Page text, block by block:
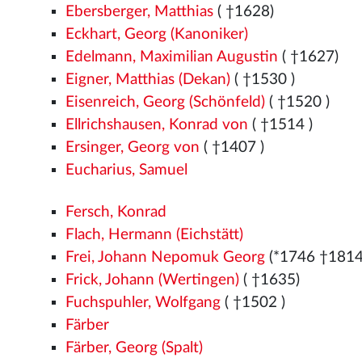
Ebersberger, Matthias ( †1628)
Eckhart, Georg (Kanoniker)
Edelmann, Maximilian Augustin ( †1627)
Eigner, Matthias (Dekan) ( †1530 )
Eisenreich, Georg (Schönfeld) ( †1520 )
Ellrichshausen, Konrad von ( †1514 )
Ersinger, Georg von ( †1407 )
Eucharius, Samuel
Fersch, Konrad
Flach, Hermann (Eichstätt)
Frei, Johann Nepomuk Georg (*1746
Frick, Johann (Wertingen) ( †1635)
Fuchspuhler, Wolfgang ( †1502 )
Färber
Färber, Georg (Spalt)